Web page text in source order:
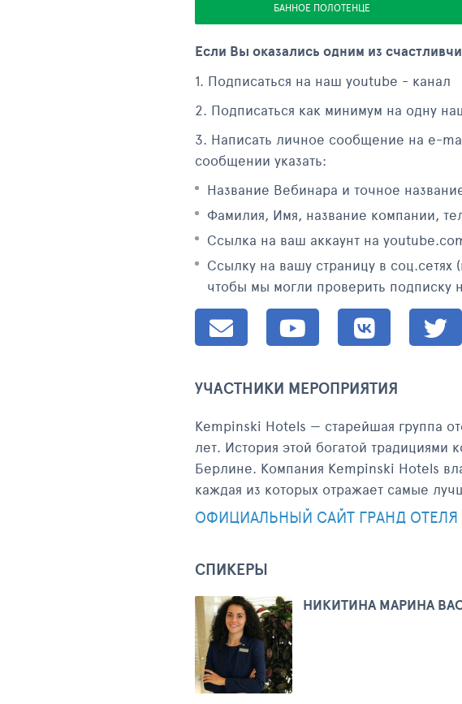
БАННОЕ ПОЛОТЕНЦЕ
Если Вы оказались одним из
1. Подписаться на наш youtube - канал
2. Подписаться как минимум на одну
3. Написать личное сообщение на e-
сообщении указать:
Название Вебинара и точное
Фамилия, Имя, название компании,
Ссылка на ваш аккаунт на
Ссылку на вашу страницу в
чтобы мы могли проверить подписку
УЧАСТНИКИ МЕРОПРИЯТИЯ
Kempinski Hotels — старейшая группа
лет. История этой богатой
Берлине. Компания Kempinski Hotels
каждая из которых отражает самые
ОФИЦИАЛЬНЫЙ САЙТ ГРАНД
СПИКЕРЫ
НИКИТИНА МАРИНА